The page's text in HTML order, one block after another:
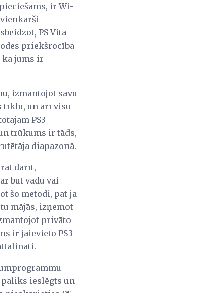
ir Wi-
PS Vita
priekšrocība
ka jums ir
izmantojot savu
tīklu, un arī visu
PS3
trūkums ir tāds,
diapazonā.
darīt,
būt vadu vai
šo metodi, pat ja
mājās, izņemot
privāto
ir jāievieto PS3
paliks ieslēgts un